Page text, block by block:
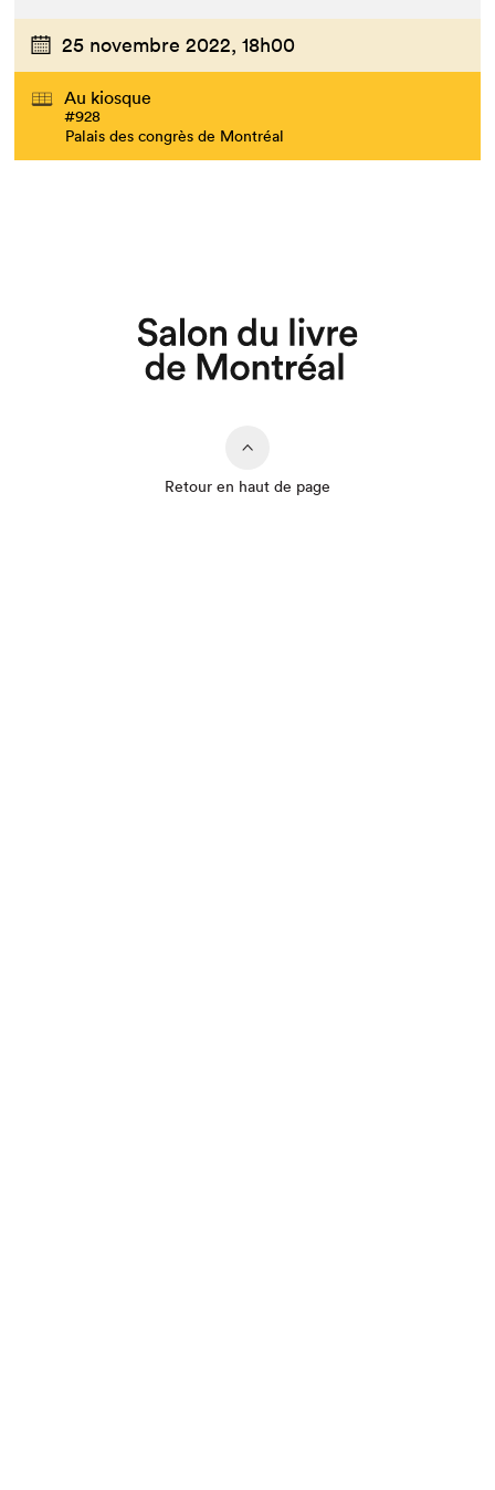
Que cherchez-vous?
25 novembre 2022, 18h00
Au kiosque
#928
Palais des congrès de Montréal
Retour en haut de page